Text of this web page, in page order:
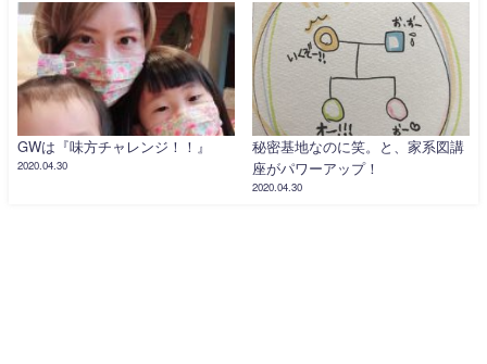
GWは『味方チャレンジ！！』
2020.04.30
秘密基地なのに笑。と、家系図講
座がパワーアップ！
2020.04.30